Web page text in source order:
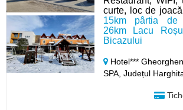
curte, loc de
15km pârtia de
26km Lacu
Bicazului
Hotel***
SPA, Județul